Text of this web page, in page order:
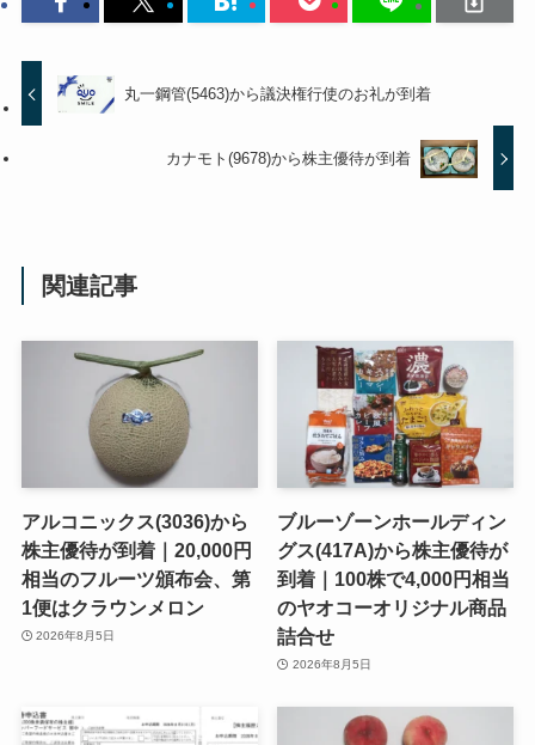
丸一鋼管(5463)から議決権行使のお礼が到着
カナモト(9678)から株主優待が到着
関連記事
アルコニックス(3036)から
株主優待が到着｜20,000円
相当のフルーツ頒布会、第
1便はクラウンメロン
2026年8月5日
ブルーゾーンホールディン
グス(417A)から株主優待が
到着｜100株で4,000円相当
のヤオコーオリジナル商品
詰合せ
2026年8月5日